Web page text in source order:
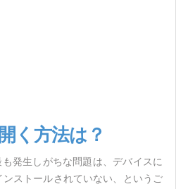
く方法は？
発生しがちな問題は、デバイスに
ストールされていない、というご